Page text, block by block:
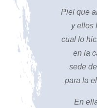
Piel que
y ellos
cual lo
en la
sede
para la
En